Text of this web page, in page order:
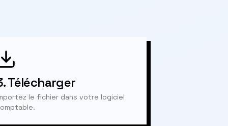
Télécharger
le fichier dans votre logiciel